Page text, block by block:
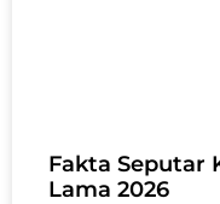
Fakta Seputar
Lama 2026